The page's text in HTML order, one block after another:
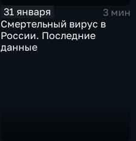
31 января
3 мин
Смертельный вирус в
России. Последние
данные